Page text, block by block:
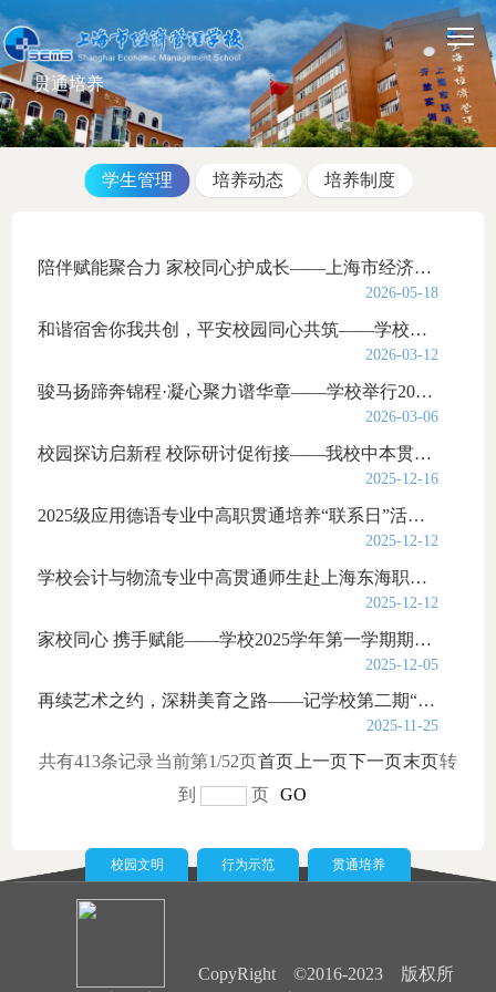
贯通培养
学生管理 培养动态 培养制度
陪伴赋能聚合力 家校同心护成长——上海市经济管理学校第二届家长节圆满举行
2026-05-18
和谐宿舍你我共创，平安校园同心共筑——学校组织开展新学期住宿生安全教育大会
2026-03-12
骏马扬蹄奔锦程·凝心聚力谱华章——学校举行2026年3月份升旗仪式暨2025-2026学年第二学期...
2026-03-06
校园探访启新程 校际研讨促衔接——我校中本贯通班赴上海杉达学院开展交流学习活动
2025-12-16
2025级应用德语专业中高职贯通培养“联系日”活动圆满举行
2025-12-12
学校会计与物流专业中高贯通师生赴上海东海职业技术学院参观交流
2025-12-12
家校同心 携手赋能——学校2025学年第一学期期中家长会议系列活动顺利开展
2025-12-05
再续艺术之约，深耕美育之路——记学校第二期“走进艺术宫”学生团员领学微党课学员遴选活...
2025-11-25
共有413条记录当前第1/52页首页 上一页下一页末页转
到
页 GO
校园文明 行为示范 贯通培养
CopyRight ©2016-2023 版权所